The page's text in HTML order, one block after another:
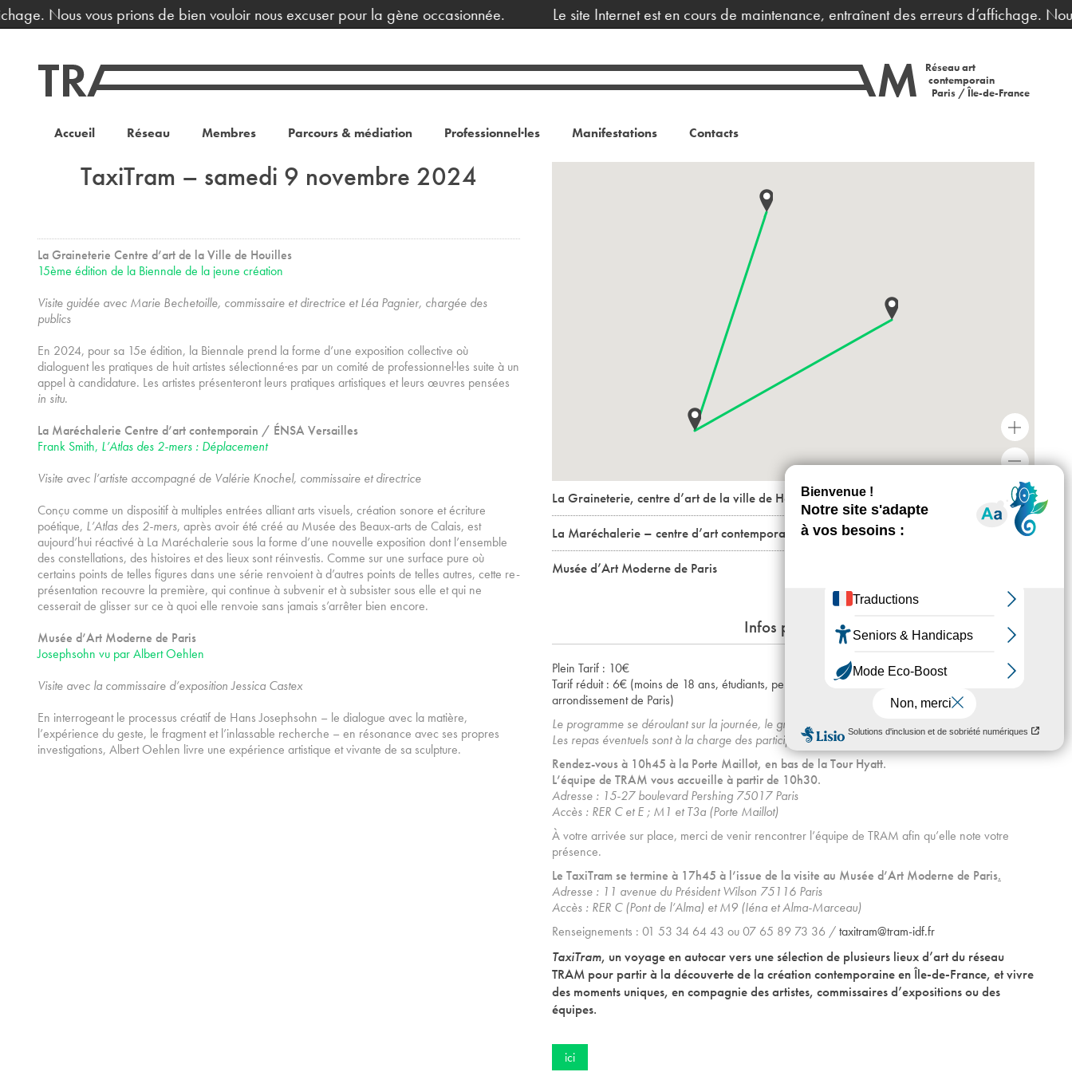
Nous vous prions de bien vouloir nous excuser pour la gène occasionnée. Le site Internet est en cours de maintenance, entraînent des erreurs d’affichage.
Réseau art
contemporain
Paris / Île-de-France
Accueil Réseau Membres Parcours & médiation Professionnel·les Manifestations Contacts
TaxiTram – samedi 9 novembre 2024
La Graineterie Centre d’art de la Ville de Houilles
15ème édition de la Biennale de la jeune création
Visite guidée avec Marie Bechetoille, commissaire et directrice et Léa Pagnier, chargée des
publics
En 2024, pour sa 15e édition, la Biennale prend la forme d’une exposition collective où
dialoguent les pratiques de huit artistes sélectionné·es par un comité de professionnel·les suite à un
appel à candidature. Les artistes présenteront leurs pratiques artistiques et leurs œuvres pensées
in situ.
La Maréchalerie Centre d’art contemporain / ÉNSA Versailles
Frank Smith, L’Atlas des 2-mers : Déplacement
Visite avec l’artiste accompagné de Valérie Knochel, commissaire et directrice
Conçu comme un dispositif à multiples entrées alliant arts visuels, création sonore et écriture
poétique, L’Atlas des 2-mers, après avoir été créé au Musée des Beaux-arts de Calais, est
aujourd’hui réactivé à La Maréchalerie sous la forme d’une nouvelle exposition dont l’ensemble
des constellations, des histoires et des lieux sont réinvestis. Comme sur une surface pure où
certains points de telles figures dans une série renvoient à d’autres points de telles autres, cette re-
présentation recouvre la première, qui continue à subvenir et à subsister sous elle et qui ne
cesserait de glisser sur ce à quoi elle renvoie sans jamais s’arrêter bien encore.
Musée d’Art Moderne de Paris
Josephsohn vu par Albert Oehlen
Visite avec la commissaire d’exposition Jessica Castex
En interrogeant le processus créatif de Hans Josephsohn – le dialogue avec la matière,
l’expérience du geste, le fragment et l’inlassable recherche – en résonance avec ses propres
investigations, Albert Oehlen livre une expérience artistique et vivante de sa sculpture.
+
-
La Graineterie, centre d’art de la ville de Houilles
La Maréchalerie – centre d’art contemporain / ÉNSA Versailles
Musée d’Art Moderne de Paris
Infos pratiques
Plein Tarif : 10€
Tarif réduit : 6€ (moins de 18 ans, étudiants, personnes en recherche d’emploi, résidents du 19e
arrondissement de Paris)
Le programme se déroulant sur la journée, le groupe déjeunera à Houilles.
Les repas éventuels sont à la charge des participant·es.
Rendez-vous à 10h45 à la Porte Maillot, en bas de la Tour Hyatt.
L’équipe de TRAM vous accueille à partir de 10h30.
Adresse : 15-27 boulevard Pershing 75017 Paris
Accès : RER C et E ; M1 et T3a (Porte Maillot)
À votre arrivée sur place, merci de venir rencontrer l’équipe de TRAM afin qu’elle note votre
présence.
Le TaxiTram se termine à 17h45 à l’issue de la visite au Musée d’Art Moderne de Paris.
Adresse : 11 avenue du Président Wilson 75116 Paris
Accès : RER C (Pont de l’Alma) et M9 (Iéna et Alma-Marceau)
Renseignements : 01 53 34 64 43 ou 07 65 89 73 36 /taxitram@tram-idf.fr
TaxiTram, un voyage en autocar vers une sélection de plusieurs lieux d’art du réseau
TRAM pour partir à la découverte de la création contemporaine en Île-de-France, et vivre
des moments uniques, en compagnie des artistes, commissaires d’expositions ou des
équipes.
ici